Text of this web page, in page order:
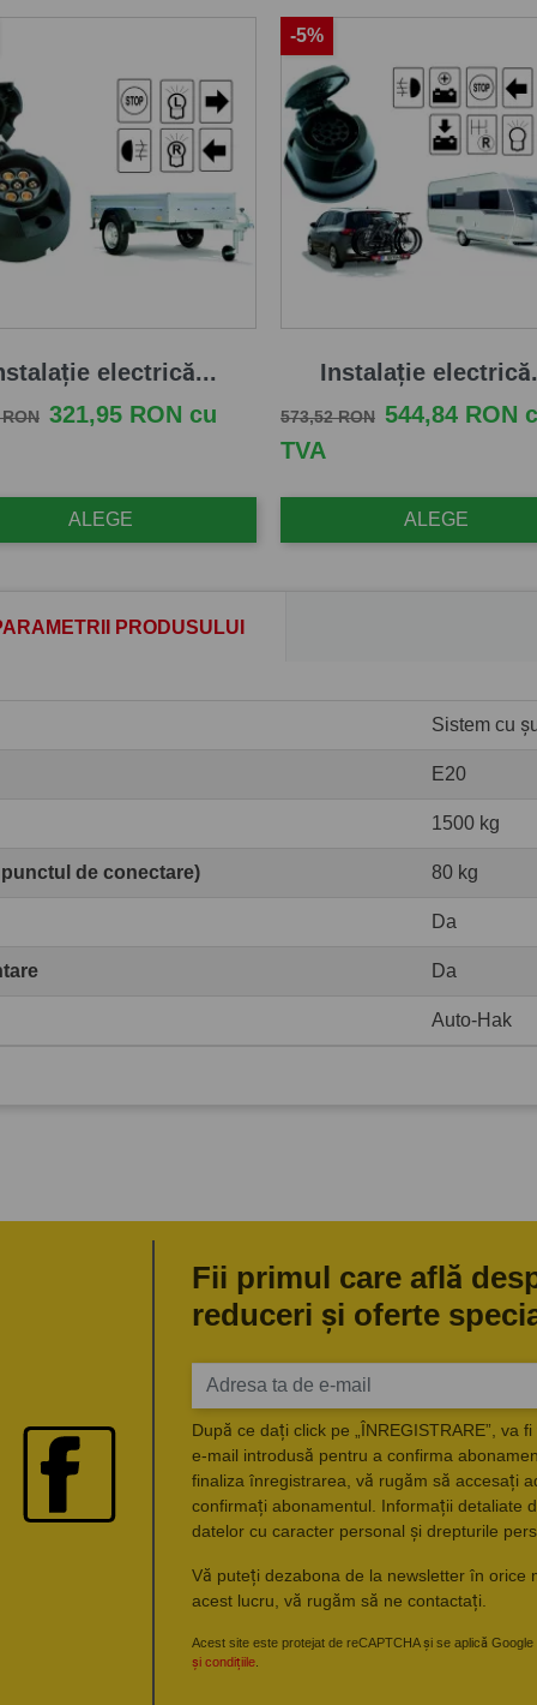
electrică...
bazaPret
321,95 RON cu
ALEGE
Instalație
Pret de baza
573,52 RON Pret
544,84 RON
TVA
ALEGE
-5%
PRODUSULUI
Sistem cu
E20
1500 kg
de conectare) 80 kg
Da
Da
Auto-Hak
Fii primul care află
reduceri și oferte
După ce dați click pe „ÎNREGISTRARE”, va
e-mail introdusă pentru a confirma
finaliza înregistrarea, vă rugăm să accesați
confirmați abonamentul. Informații detaliate
datelor cu caracter personal și drepturile
Vă puteți dezabona de la newsletter în orice
acest lucru, vă rugăm să ne contactați.
Acest site este protejat de reCAPTCHA și se aplică Google
și condițiile